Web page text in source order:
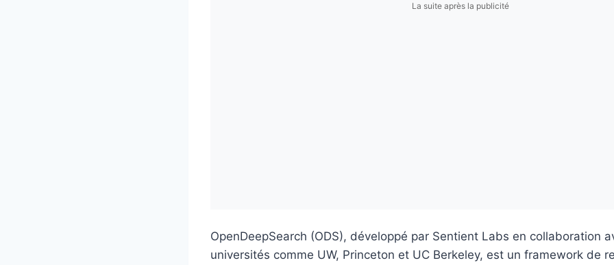
La suite après la publicité
OpenDeepSearch (ODS), développé par Sentient Labs en collaboration
universités comme UW, Princeton et UC Berkeley, est un framework de